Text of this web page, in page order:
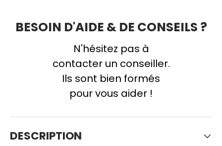
BESOIN D'AIDE & DE CONSEILS ?
N'hésitez pas à
contacter un conseiller.
Ils sont bien formés
pour vous aider !
DESCRIPTION